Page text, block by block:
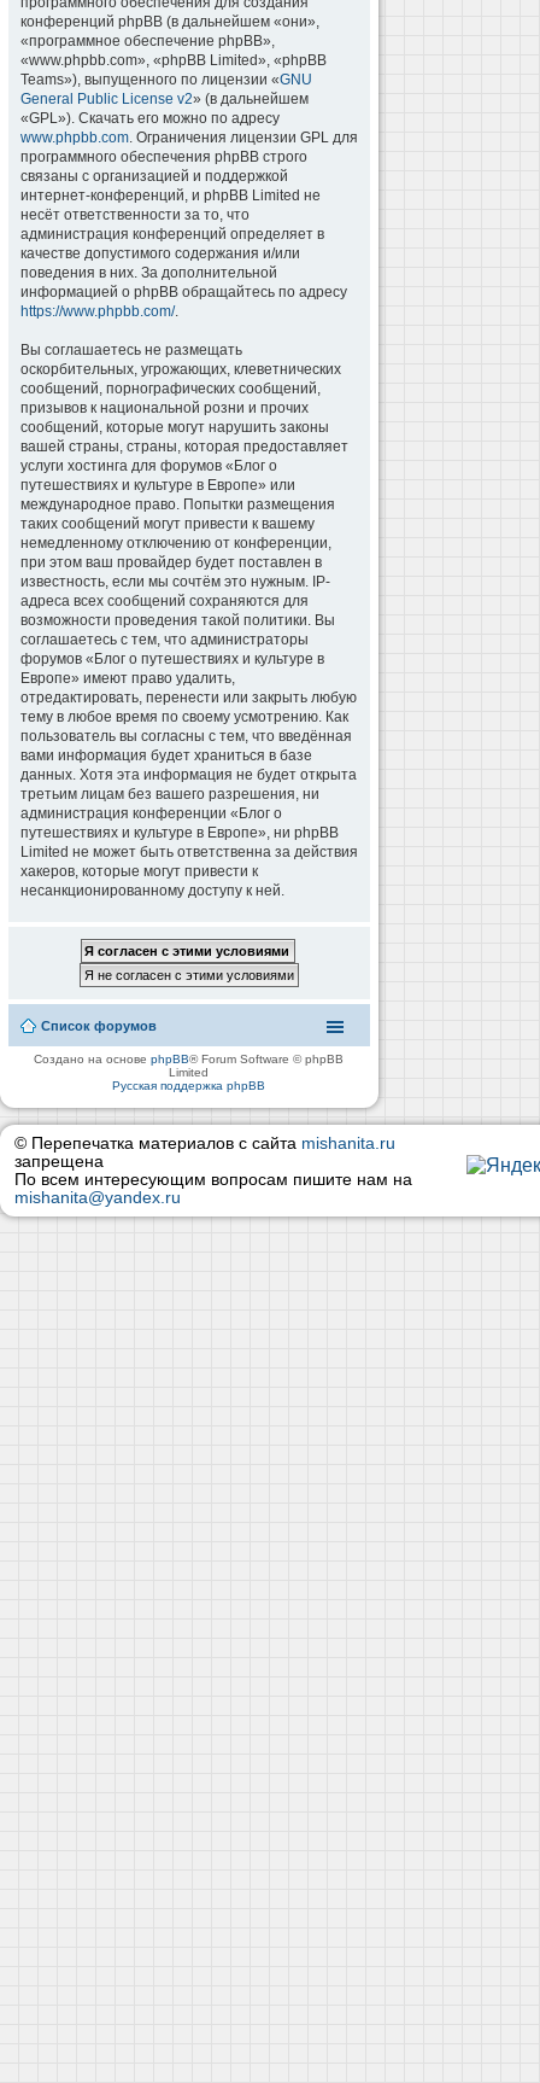
конференций phpBB (в дальнейшем «они»,
«программное обеспечение phpBB»,
«www.phpbb.com», «phpBB Limited», «phpBB
Teams»), выпущенного по лицензии «GNU
General Public License v2» (в дальнейшем
«GPL»). Скачать его можно по адресу
www.phpbb.com. Ограничения лицензии GPL для
программного обеспечения phpBB строго
связаны с организацией и поддержкой
интернет-конференций, и phpBB Limited не
несёт ответственности за то, что
администрация конференций определяет в
качестве допустимого содержания и/или
поведения в них. За дополнительной
информацией о phpBB обращайтесь по адресу
https://www.phpbb.com/.
Вы соглашаетесь не размещать
оскорбительных, угрожающих, клеветнических
сообщений, порнографических сообщений,
призывов к национальной розни и прочих
сообщений, которые могут нарушить законы
вашей страны, страны, которая предоставляет
услуги хостинга для форумов «Блог о
путешествиях и культуре в Европе» или
международное право. Попытки размещения
таких сообщений могут привести к вашему
немедленному отключению от конференции,
при этом ваш провайдер будет поставлен в
известность, если мы сочтём это нужным. IP-
адреса всех сообщений сохраняются для
возможности проведения такой политики. Вы
соглашаетесь с тем, что администраторы
форумов «Блог о путешествиях и культуре в
Европе» имеют право удалить,
отредактировать, перенести или закрыть любую
тему в любое время по своему усмотрению. Как
пользователь вы согласны с тем, что введённая
вами информация будет храниться в базе
данных. Хотя эта информация не будет открыта
третьим лицам без вашего разрешения, ни
администрация конференции «Блог о
путешествиях и культуре в Европе», ни phpBB
Limited не может быть ответственна за действия
хакеров, которые могут привести к
несанкционированному доступу к ней.
Список форумов
Создано на основеphpBB® Forum Software © phpBB
Limited
Русская поддержка phpBB
© Перепечатка материалов с сайта mishanita.ru
запрещена
По всем интересующим вопросам пишите нам на
mishanita@yandex.ru